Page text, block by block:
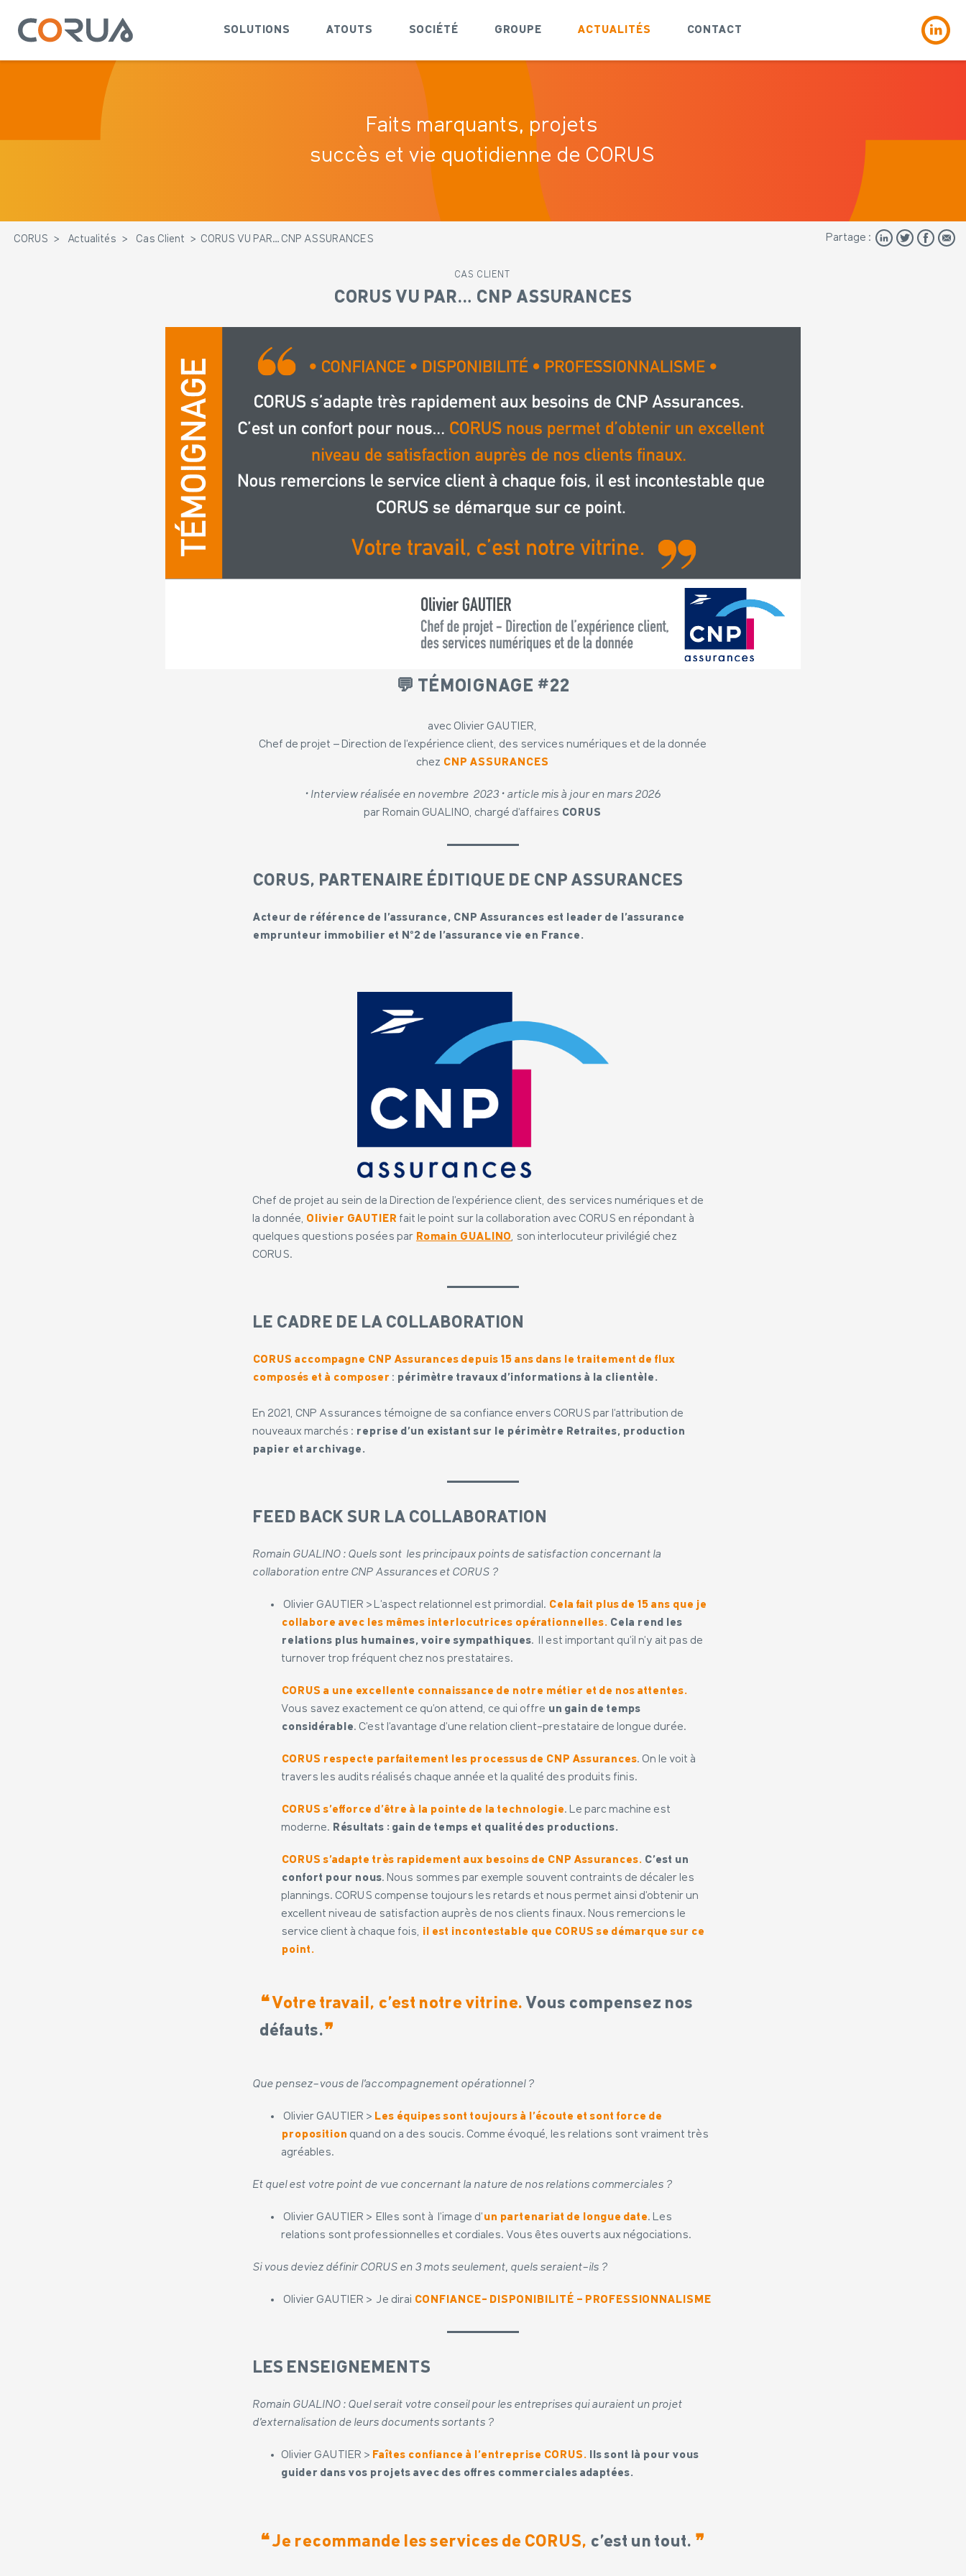
SOLUTIONS ATOUTS SOCIÉTÉ GROUPE ACTUALITÉS CONTACT
Faits marquants, projets
succès et vie quotidienne de CORUS
CORUS > Actualités > Cas Client > CORUS VU PAR… CNP ASSURANCES Partage :
CAS CLIENT
CORUS VU PAR… CNP ASSURANCES
💬 TÉMOIGNAGE #22
avec Olivier GAUTIER,
Chef de projet – Direction de l’expérience client, des services numériques et de la donnée
chez CNP ASSURANCES
• Interview réalisée en novembre 2023 • article mis à jour en mars 2026
par Romain GUALINO, chargé d’affaires CORUS
CORUS, PARTENAIRE ÉDITIQUE DE CNP ASSURANCES
Acteur de référence de l’assurance, CNP Assurances est leader de l’assurance
emprunteur immobilier et N°2 de l’assurance vie en France.
Chef de projet au sein de la Direction de l’expérience client, des services numériques et de
la donnée, Olivier GAUTIER fait le point sur la collaboration avec CORUS en répondant à
quelques questions posées par Romain GUALINO, son interlocuteur privilégié chez
CORUS.
LE CADRE DE LA COLLABORATION
CORUS accompagne CNP Assurances depuis 15 ans dans le traitement de flux
composés et à composer : périmètre travaux d’informations à la clientèle.
En 2021, CNP Assurances témoigne de sa confiance envers CORUS par l’attribution de
nouveaux marchés : reprise d’un existant sur le périmètre Retraites, production
papier et archivage.
FEED BACK SUR LA COLLABORATION
Romain GUALINO : Quels sont les principaux points de satisfaction concernant la
collaboration entre CNP Assurances et CORUS ?
Olivier GAUTIER > L’aspect relationnel est primordial. Cela fait plus de 15 ans que je
collabore avec les mêmes interlocutrices opérationnelles. Cela rend les
relations plus humaines, voire sympathiques. Il est important qu’il n’y ait pas de
turnover trop fréquent chez nos prestataires.
CORUS a une excellente connaissance de notre métier et de nos attentes.
Vous savez exactement ce qu’on attend, ce qui offre un gain de temps
considérable. C’est l’avantage d’une relation client-prestataire de longue durée.
CORUS respecte parfaitement les processus de CNP Assurances. On le voit à
travers les audits réalisés chaque année et la qualité des produits finis.
CORUS s’efforce d’être à la pointe de la technologie. Le parc machine est
moderne. Résultats : gain de temps et qualité des productions.
CORUS s’adapte très rapidement aux besoins de CNP Assurances. C’est un
confort pour nous. Nous sommes par exemple souvent contraints de décaler les
plannings. CORUS compense toujours les retards et nous permet ainsi d’obtenir un
excellent niveau de satisfaction auprès de nos clients finaux. Nous remercions le
service client à chaque fois, il est incontestable que CORUS se démarque sur ce
point.
❝Votre travail, c’est notre vitrine. Vous compensez nos
défauts.❞
Que pensez-vous de l’accompagnement opérationnel ?
Olivier GAUTIER > Les équipes sont toujours à l’écoute et sont force de
proposition quand on a des soucis. Comme évoqué, les relations sont vraiment très
agréables.
Et quel est votre point de vue concernant la nature de nos relations commerciales ?
Olivier GAUTIER > Elles sont à l’image d’un partenariat de longue date. Les
relations sont professionnelles et cordiales. Vous êtes ouverts aux négociations.
Si vous deviez définir CORUS en 3 mots seulement, quels seraient-ils ?
Olivier GAUTIER > Je dirai CONFIANCE- DISPONIBILITÉ – PROFESSIONNALISME
LES ENSEIGNEMENTS
Romain GUALINO : Quel serait votre conseil pour les entreprises qui auraient un projet
d’externalisation de leurs documents sortants ?
Olivier GAUTIER > Faîtes confiance à l’entreprise CORUS.
Ils sont là pour vous
guider dans vos projets avec des offres commerciales adaptées.
❝ Je recommande les services de CORUS, c’est un tout. ❞